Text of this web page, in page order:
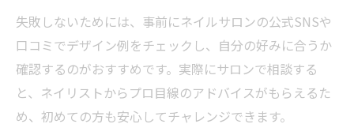
失敗しないためには、事前にネイルサロンの公式SNSや
口コミでデザイン例をチェックし、自分の好みに合うか
確認するのがおすすめです。実際にサロンで相談する
と、ネイリストからプロ目線のアドバイスがもらえるた
め、初めての方も安心してチャレンジできます。